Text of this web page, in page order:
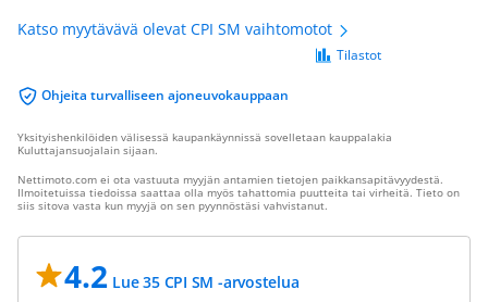
Katso myytävävä olevat CPI SM vaihtomotot
Ohjeita turvalliseen ajoneuvokauppaan
Tilastot
Yksityishenkilöiden välisessä kaupankäynnissä sovelletaan kauppalakia
Kuluttajansuojalain sijaan.
Nettimoto.com ei ota vastuuta myyjän antamien tietojen paikkansapitävyydestä.
Ilmoitetuissa tiedoissa saattaa olla myös tahattomia puutteita tai virheitä. Tieto on
siis sitova vasta kun myyjä on sen pyynnöstäsi vahvistanut.
4.2 Lue 35 CPI SM -arvostelua